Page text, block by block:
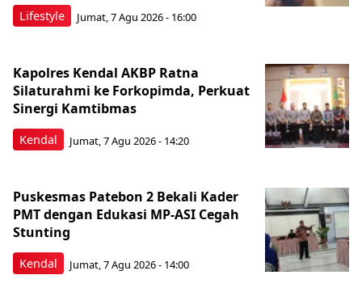
Lifestyle Jumat, 7 Agu 2026 - 16:00
Kendal
Kapolres Kendal AKBP Ratna
Silaturahmi ke Forkopimda, Perkuat
Sinergi Kamtibmas
Jumat, 7 Agu 2026 - 14:20
Kendal
Puskesmas Patebon 2 Bekali Kader
PMT dengan Edukasi MP-ASI Cegah
Stunting
Jumat, 7 Agu 2026 - 14:00